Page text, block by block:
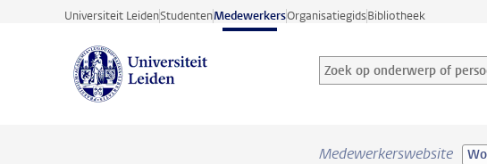
Ga direct naar de inhoud
Universiteit LeidenStudentenMedewerkersOrganisatiegidsBibliotheek
Zoek op onderwerp of
Zoekterm
Medewerkerswebsite